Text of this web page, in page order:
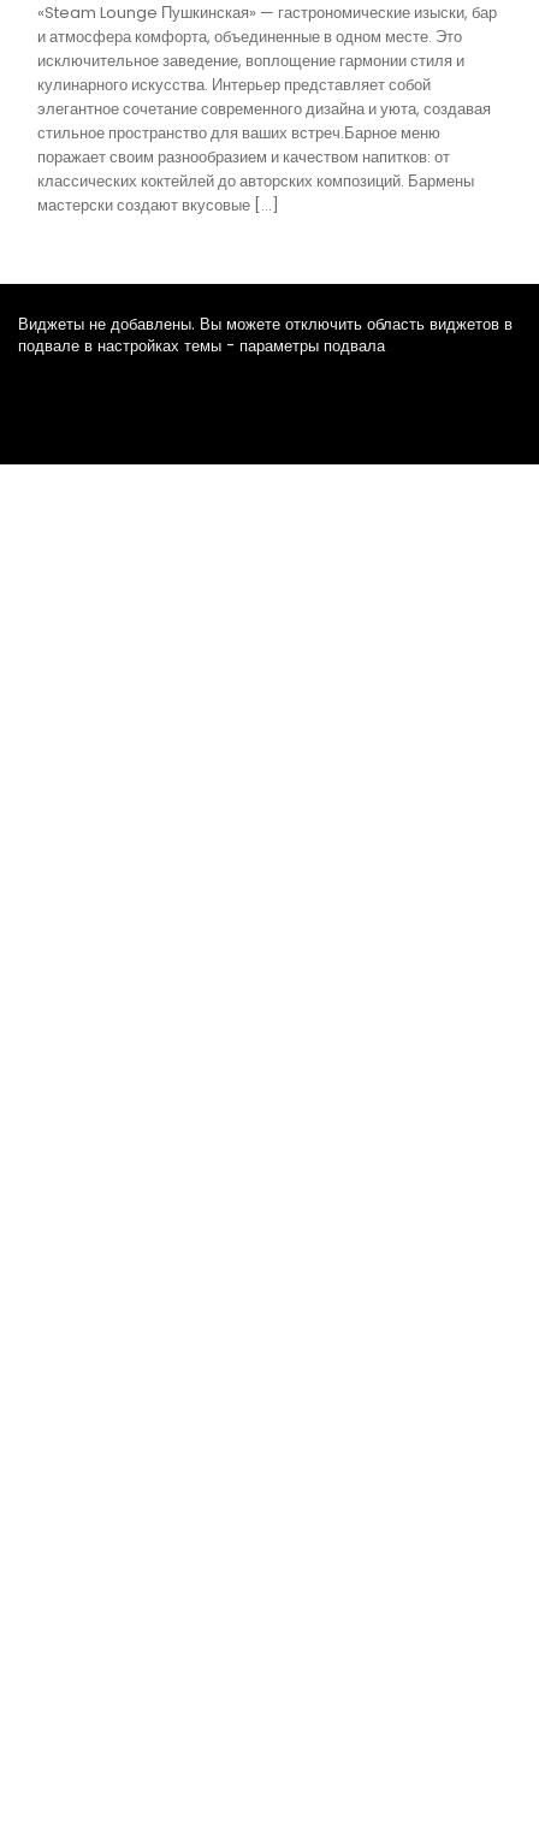
«Steam Lounge Пушкинская» — гастрономические изыски, бар
и атмосфера комфорта, объединенные в одном месте. Это
исключительное заведение, воплощение гармонии стиля и
кулинарного искусства. Интерьер представляет собой
элегантное сочетание современного дизайна и уюта, создавая
стильное пространство для ваших встреч.Барное меню
поражает своим разнообразием и качеством напитков: от
классических коктейлей до авторских композиций. Бармены
мастерски создают вкусовые […]
Виджеты не добавлены. Вы можете отключить область виджетов в
подвале в настройках темы - параметры подвала